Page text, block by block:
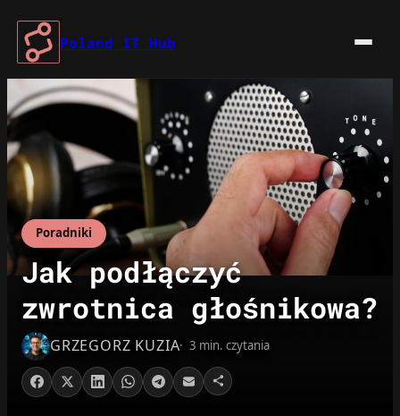
Przejdź
treści
Poland IT Hub
Poradniki
Jak podłączyć
zwrotnica głośnikowa?
GRZEGORZ KUZIA 3 min. czytania